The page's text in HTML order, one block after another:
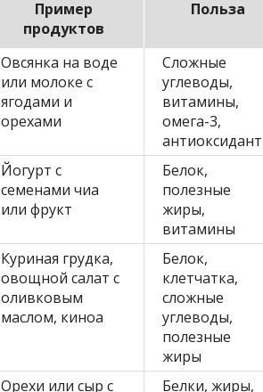
Пример
продуктов
Польза
Овсянка на воде
или молоке с
ягодами и
орехами
Сложные
углеводы,
витамины,
омега-3,
Йогурт с
семенами чиа
или фрукт
Белок,
полезные
жиры,
витамины
Куриная грудка,
овощной салат с
оливковым
маслом, киноа
Белок,
клетчатка,
сложные
углеводы,
полезные
жиры
Орехи или сыр с
Белки, жиры,